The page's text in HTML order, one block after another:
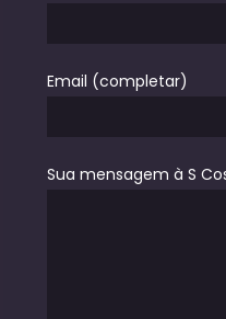
Email (completar)
Sua mensagem à S